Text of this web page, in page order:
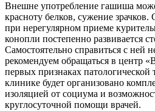
Внешне употребление гашиша
красноту белков, сужение
при нерегулярном приеме
конопли постепенно развивается
Самостоятельно справиться с ней
рекомендуем обращаться в центр
первых признаках
клинике будет организовано
изоляцией от социума и
круглосуточной помощи врачей.